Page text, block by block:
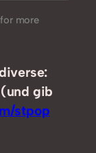
for more
(und gib
stpop